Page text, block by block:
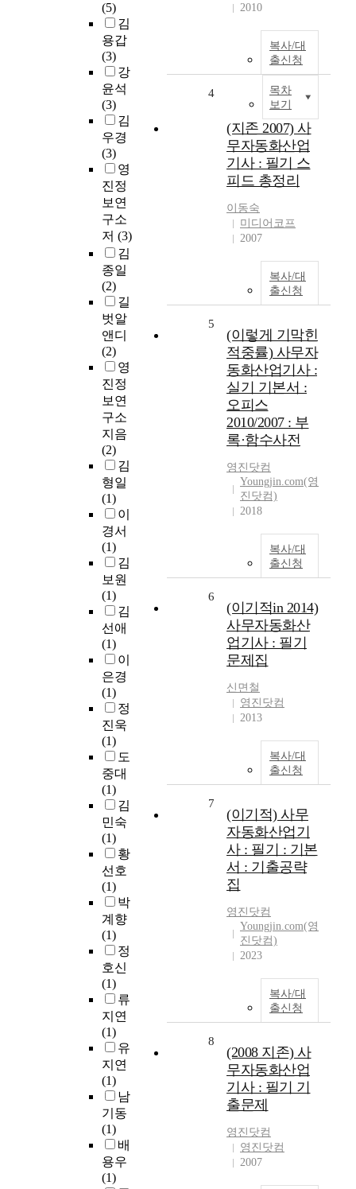
(5)
김
용갑
(3)
강
윤석
(3)
김
우경
(3)
영
진정
보연
구소
저 (3)
김
종일
(2)
길
벗알
앤디
(2)
영
진정
보연
구소
지음
(2)
김
형일
(1)
이
경서
(1)
김
보원
(1)
김
선애
(1)
이
은경
(1)
정
진욱
(1)
도
중대
(1)
김
민숙
(1)
황
선호
(1)
박
계향
(1)
정
호신
(1)
류
지연
(1)
유
지연
(1)
남
기동
(1)
배
용우
(1)
2010
복사/대
출신청
목차
보기
4
(지존 2007) 사
무자동화산업
기사 : 필기 스
피드 총정리
이동숙
미디어코프
2007
복사/대
출신청
5
(이렇게 기막힌
적중률) 사무자
동화산업기사 :
실기 기본서 :
오피스
2010/2007 : 부
록·함수사전
영진닷컴
Youngjin.com(영
진닷컴)
2018
복사/대
출신청
6
(이기적in 2014)
사무자동화산
업기사 : 필기
문제집
신면철
영진닷컴
2013
복사/대
출신청
7
(이기적) 사무
자동화산업기
사 : 필기 : 기본
서 : 기출공략
집
영진닷컴
Youngjin.com(영
진닷컴)
2023
복사/대
출신청
8
(2008 지존) 사
무자동화산업
기사 : 필기 기
출문제
영진닷컴
영진닷컴
2007